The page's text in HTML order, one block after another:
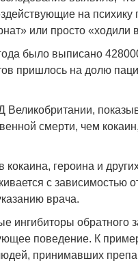
на психику
или просто «ходили
было выписано
пришлось на долю
смерти, чем кокаин,
кокаина, героина и
с зависимостью
врача.
обратного
поведение. К
принимавших